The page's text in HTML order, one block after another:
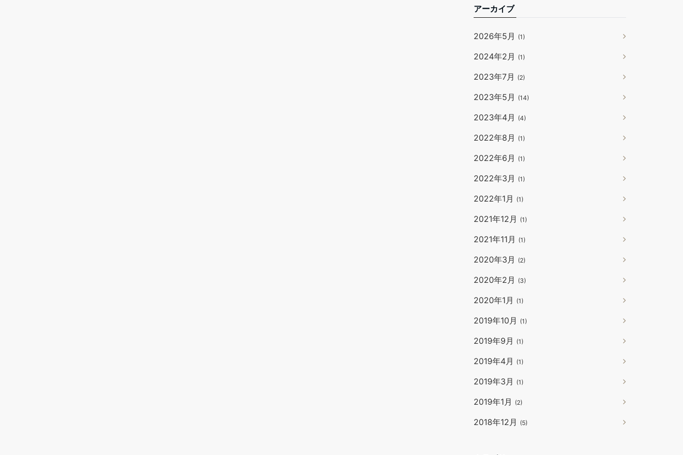
アーカイブ
2026年5月 (1)
2024年2月 (1)
2023年7月 (2)
2023年5月 (14)
2023年4月 (4)
2022年8月 (1)
2022年6月 (1)
2022年3月 (1)
2022年1月 (1)
2021年12月 (1)
2021年11月 (1)
2020年3月 (2)
2020年2月 (3)
2020年1月 (1)
2019年10月 (1)
2019年9月 (1)
2019年4月 (1)
2019年3月 (1)
2019年1月 (2)
2018年12月 (5)